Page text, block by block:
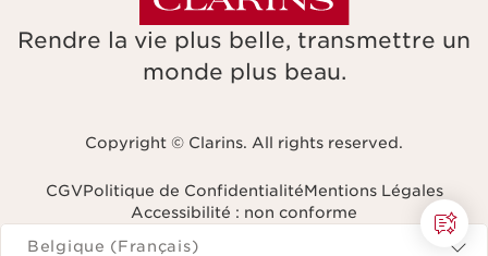
Rendre la vie plus belle, transmettre un
monde plus beau.
Copyright © Clarins. All rights reserved.
CGVPolitique de ConfidentialitéMentions Légales
Accessibilité : non conforme
Naviguer vers
Belgique (Français)